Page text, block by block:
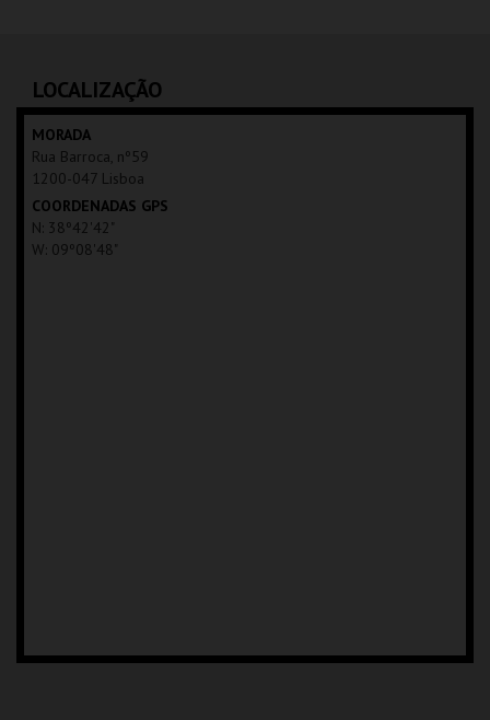
BOIS
MAIS INFO
COMPRAR
LOCALIZAÇÃO
MORADA
Rua Barroca, nº59
1200-047 Lisboa
COORDENADAS GPS
N: 38º42'42"
W: 09º08'48"